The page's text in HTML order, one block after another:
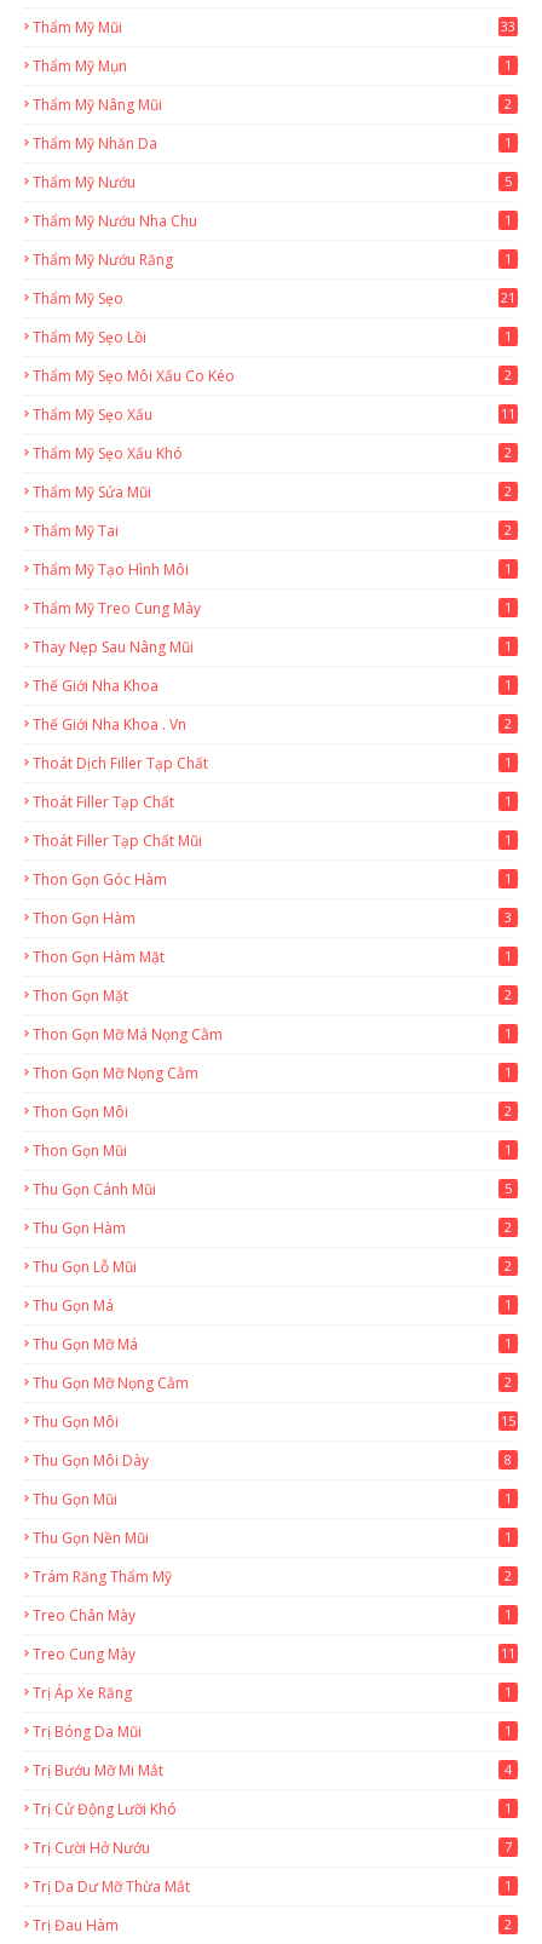
Thẩm Mỹ Mũi 33
Thẩm Mỹ Mụn 1
Thẩm Mỹ Nâng Mũi 2
Thẩm Mỹ Nhăn Da 1
Thẩm Mỹ Nướu 5
Thẩm Mỹ Nướu Nha Chu 1
Thẩm Mỹ Nướu Răng 1
Thẩm Mỹ Sẹo 21
Thẩm Mỹ Sẹo Lồi 1
Thẩm Mỹ Sẹo Môi Xấu Co Kéo 2
Thẩm Mỹ Sẹo Xấu 11
Thẩm Mỹ Sẹo Xấu Khó 2
Thẩm Mỹ Sửa Mũi 2
Thẩm Mỹ Tai 2
Thẩm Mỹ Tạo Hình Môi 1
Thẩm Mỹ Treo Cung Mày 1
Thay Nẹp Sau Nâng Mũi 1
Thế Giới Nha Khoa 1
Thế Giới Nha Khoa . Vn 2
Thoát Dịch Filler Tạp Chất 1
Thoát Filler Tạp Chất 1
Thoát Filler Tạp Chất Mũi 1
Thon Gọn Góc Hàm 1
Thon Gọn Hàm 3
Thon Gọn Hàm Mặt 1
Thon Gọn Mặt 2
Thon Gọn Mỡ Má Nọng Cằm 1
Thon Gọn Mỡ Nọng Cằm 1
Thon Gọn Môi 2
Thon Gọn Mũi 1
Thu Gọn Cánh Mũi 5
Thu Gọn Hàm 2
Thu Gọn Lỗ Mũi 2
Thu Gọn Má 1
Thu Gọn Mỡ Má 1
Thu Gọn Mỡ Nọng Cằm 2
Thu Gọn Môi 15
Thu Gọn Môi Dày 8
Thu Gọn Mũi 1
Thu Gọn Nền Mũi 1
Trám Răng Thẩm Mỹ 2
Treo Chân Mày 1
Treo Cung Mày 11
Trị Áp Xe Răng 1
Trị Bóng Da Mũi 1
Trị Bướu Mỡ Mi Mắt 4
Trị Cử Động Lưỡi Khó 1
Trị Cười Hở Nướu 7
Trị Da Dư Mỡ Thừa Mắt 1
Trị Đau Hàm 2